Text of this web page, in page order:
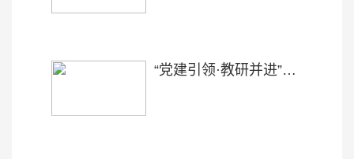
“党建引领·教研并进”系列活动之《医学汉语》公开课第二讲